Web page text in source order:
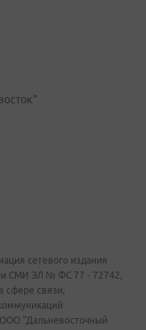
сетевого издания
СМИ ЭЛ № ФС 77 - 72742,
сфере связи,
ООО "Дальневосточный